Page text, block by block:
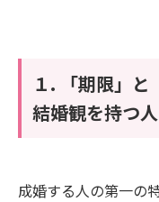
１. 「期限」
結婚観を持つ人
成婚する人の第一の